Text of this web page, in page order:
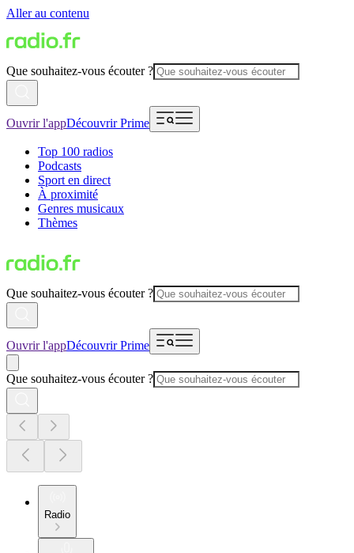
Aller au contenu
Que souhaitez-vous écouter ?
Ouvrir l'appDécouvrir Prime
Top 100 radios
Podcasts
Sport en direct
À proximité
Genres musicaux
Thèmes
Que souhaitez-vous écouter ?
Ouvrir l'appDécouvrir Prime
Que souhaitez-vous écouter ?
Radio